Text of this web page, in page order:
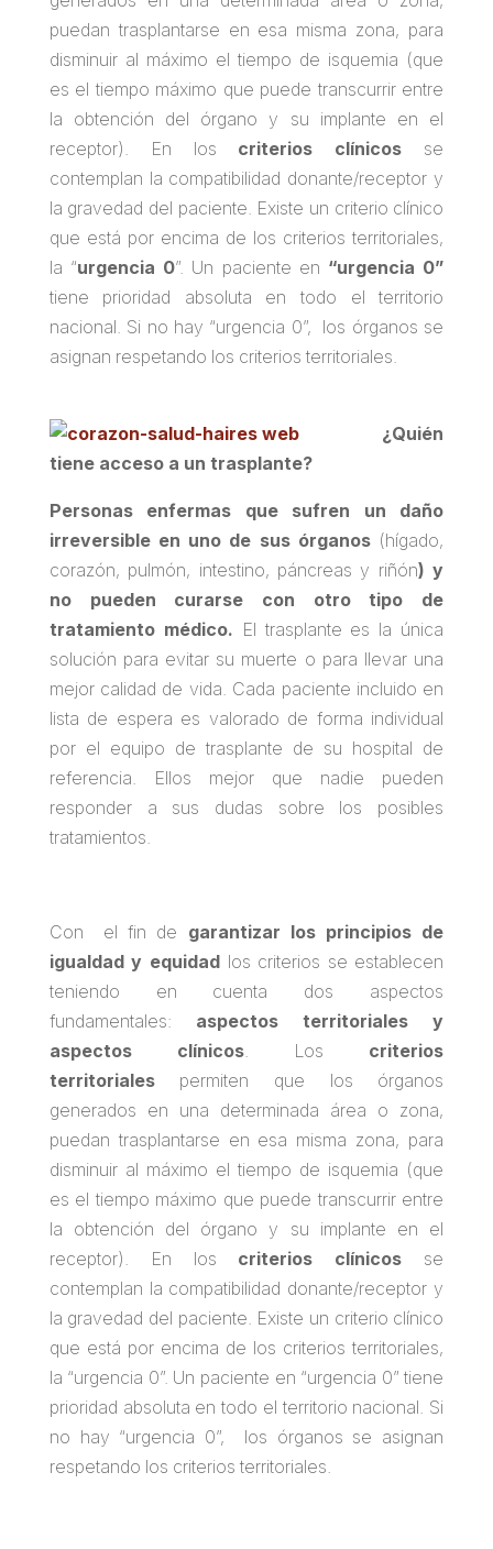
puedan trasplantarse en esa misma zona, para
disminuir al máximo el tiempo de isquemia (que
es el tiempo máximo que puede transcurrir entre
la obtención del órgano y su implante en el
receptor). En los criterios clínicos se
contemplan la compatibilidad donante/receptor y
la gravedad del paciente. Existe un criterio clínico
que está por encima de los criterios territoriales,
la “urgencia 0”. Un paciente en “urgencia 0”
tiene prioridad absoluta en todo el territorio
nacional. Si no hay “urgencia 0”, los órganos se
asignan respetando los criterios territoriales.
¿Quién
tiene acceso a un trasplante?
Personas enfermas que sufren un daño
irreversible en uno de sus órganos (hígado,
corazón, pulmón, intestino, páncreas y riñón) y
no pueden curarse con otro tipo de
tratamiento médico. El trasplante es la única
solución para evitar su muerte o para llevar una
mejor calidad de vida. Cada paciente incluido en
lista de espera es valorado de forma individual
por el equipo de trasplante de su hospital de
referencia. Ellos mejor que nadie pueden
responder a sus dudas sobre los posibles
tratamientos.
Con el fin de garantizar los principios de
igualdad y equidadlos criterios se establecen
teniendo en cuenta dos aspectos
fundamentales: aspectos territoriales y
aspectos clínicos. Los criterios
territorialespermiten que los órganos
generados en una determinada área o zona,
puedan trasplantarse en esa misma zona, para
disminuir al máximo el tiempo de isquemia (que
es el tiempo máximo que puede transcurrir entre
la obtención del órgano y su implante en el
receptor). En los criterios clínicos se
contemplan la compatibilidad donante/receptor y
la gravedad del paciente. Existe un criterio clínico
que está por encima de los criterios territoriales,
la “urgencia 0”. Un paciente en “urgencia 0” tiene
prioridad absoluta en todo el territorio nacional. Si
no hay “urgencia 0”, los órganos se asignan
respetando los criterios territoriales.